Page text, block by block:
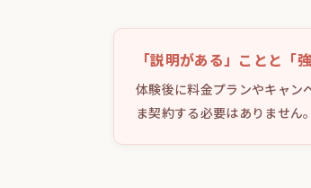
「説明がある」ことと「
体験後に料金プランやキャン
ま契約する必要はありません